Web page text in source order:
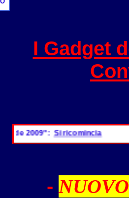
I Gadget
2009":Si ricomincia
- NUOVO